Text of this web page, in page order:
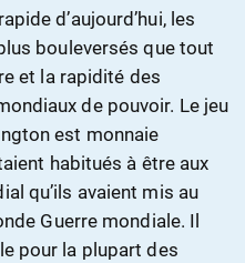
d’aujourd’hui, les
bouleversés que tout
et la rapidité des
de pouvoir. Le jeu
est monnaie
habitués à être aux
qu’ils avaient mis au
Guerre mondiale. Il
pour la plupart des